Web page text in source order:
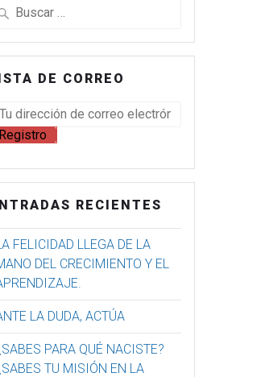
DE CORREO
RECIENTES
FELICIDAD LLEGA DE LA
DEL CRECIMIENTO Y EL
LA DUDA, ACTÚA
PARA QUÉ NACISTE?
TU MISIÓN EN LA